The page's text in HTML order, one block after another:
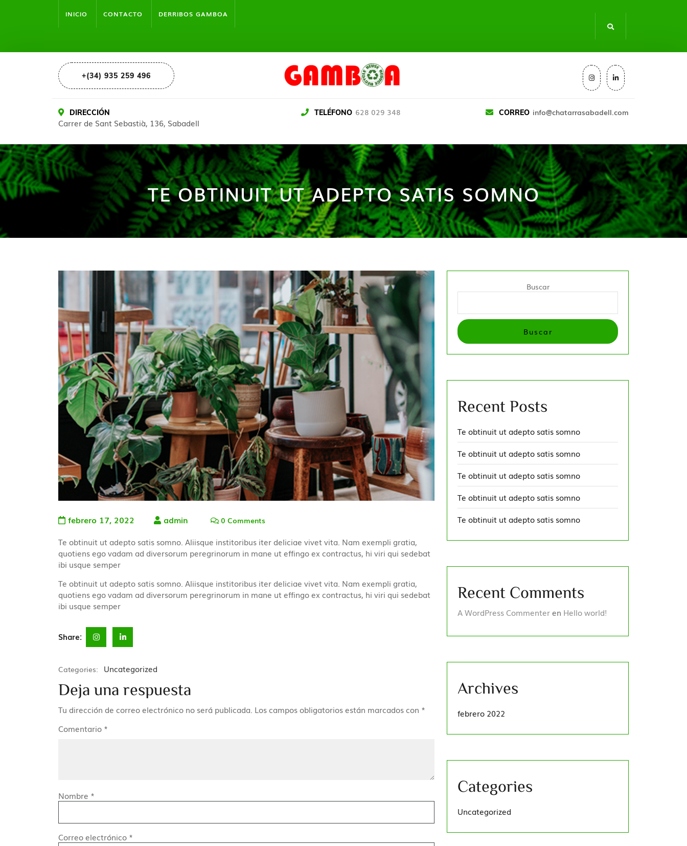
INICIO CONTACTO DERRIBOS GAMBOA
+(34) 935 259 496
DIRECCIÓN
Carrer de Sant Sebastià, 136, Sabadell
TELÉFONO 628 029 348 CORREO info@chatarrasabadell.com
TE OBTINUIT UT ADEPTO SATIS SOMNO
febrero 17, 2022 admin 0 Comments
Te obtinuit ut adepto satis somno. Aliisque institoribus iter deliciae vivet vita. Nam exempli gratia,
quotiens ego vadam ad diversorum peregrinorum in mane ut effingo ex contractus, hi viri qui sedebat
ibi usque semper
Te obtinuit ut adepto satis somno. Aliisque institoribus iter deliciae vivet vita. Nam exempli gratia,
quotiens ego vadam ad diversorum peregrinorum in mane ut effingo ex contractus, hi viri qui sedebat
ibi usque semper
Share:
Categories: Uncategorized
Deja una respuesta
Tu dirección de correo electrónico no será publicada. Los campos obligatorios están marcados con *
Comentario *
Nombre *
Correo electrónico *
Buscar
Buscar
Recent Posts
Te obtinuit ut adepto satis somno
Te obtinuit ut adepto satis somno
Te obtinuit ut adepto satis somno
Te obtinuit ut adepto satis somno
Te obtinuit ut adepto satis somno
Recent Comments
A WordPress Commenteren Hello world!
Archives
febrero 2022
Categories
Uncategorized